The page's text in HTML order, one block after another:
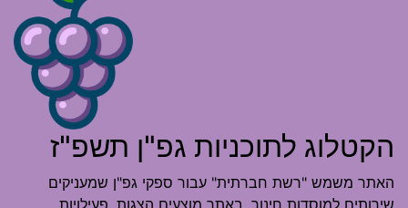
הקטלוג לתוכניות גפ"ן תשפ"ז
האתר משמש "רשת חברתית" עבור ספקי גפ"ן שמעניקים
שירותים למוסדות חינוך. באתר מוצעים הצגות, פעילויות,